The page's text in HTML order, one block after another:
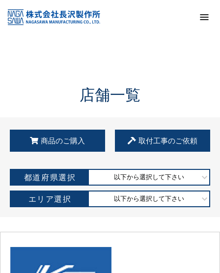
KSS加盟店・取扱店情報
店舗一覧
店舗一覧
商品のご購入 取付工事のご依頼
都道府県選択 以下から選択して下さい
エリア選択 以下から選択して下さい